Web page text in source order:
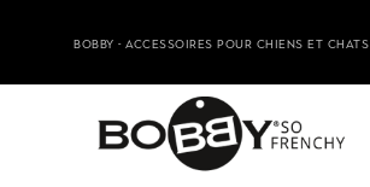
BOBBY - ACCESSOIRES POUR CHIENS ET CHATS